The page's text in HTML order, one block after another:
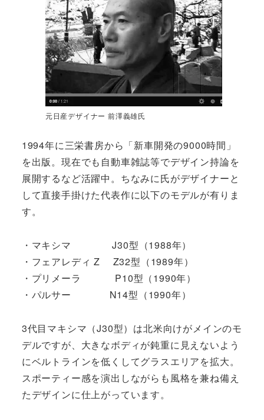
元日産デザイナー 前澤義雄氏
1994年に三栄書房から「新車開発の9000時間」
を出版。現在でも自動車雑誌等でデザイン持論を
展開するなど活躍中。ちなみに氏がデザイナーと
して直接手掛けた代表作に以下のモデルが有りま
す。
・マキシマ J30型（1988年）
・フェアレディ Z Z32型（1989年）
・プリメーラ P10型（1990年）
・パルサー N14型（1990年）
3代目マキシマ（J30型）は北米向けがメインのモ
デルですが、大きなボディが鈍重に見えないよう
にベルトラインを低くしてグラスエリアを拡大。
スポーティー感を演出しながらも風格を兼ね備え
たデザインに仕上がっています。